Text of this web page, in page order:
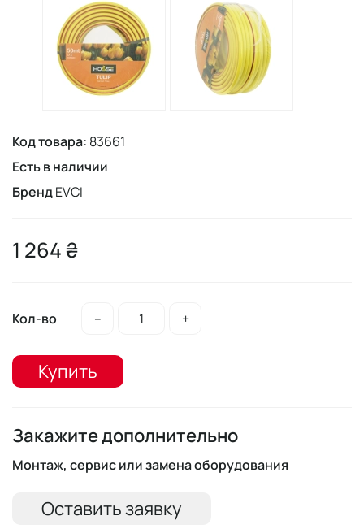
Код товара: 83661
Есть в наличии
БрендEVCI
1 264 ₴
Кол-во – +
Купить
Закажите дополнительно
Монтаж, сервис или замена оборудования
Оставить заявку